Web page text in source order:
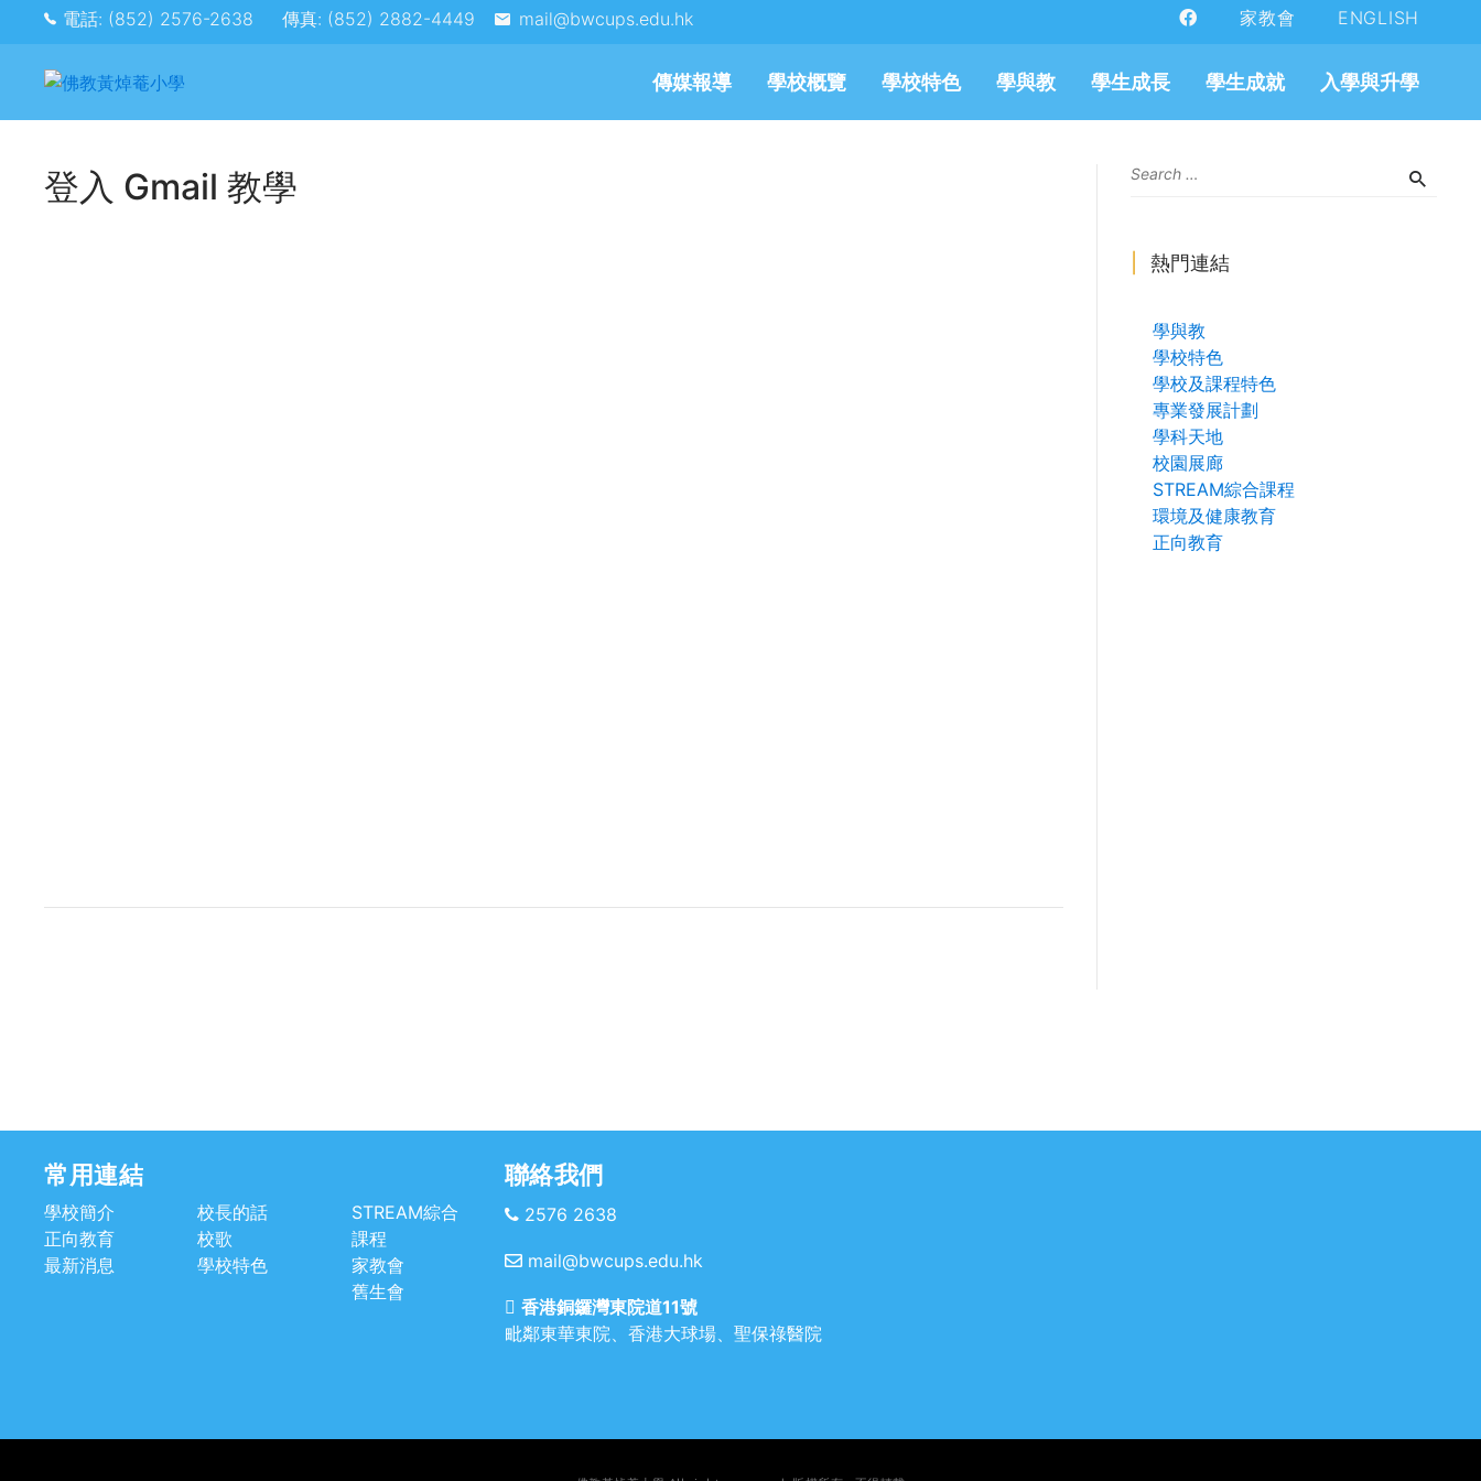
電話: (852) 2576-2638 傳真: (852) 2882-4449 mail@bwcups.edu.hk 家教會 ENGLISH
傳媒報導 學校概覽 學校特色 學與教 學生成長 學生成就 入學與升學
登入 Gmail 教學
熱門連結
學與教
學校特色
學校及課程特色
專業發展計劃
學科天地
校園展廊
STREAM綜合課程
環境及健康教育
正向教育
常用連結
學校簡介
正向教育
最新消息
校長的話
校歌
學校特色
STREAM綜合
課程
家教會
舊生會
聯絡我們
2576 2638
mail@bwcups.edu.hk
香港銅鑼灣東院道11號
毗鄰東華東院、香港大球場、聖保祿醫院